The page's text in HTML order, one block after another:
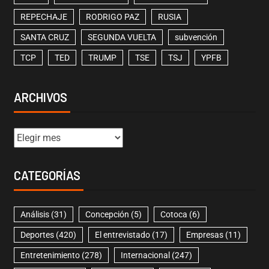
REPECHAJE RODRIGO PAZ RUSIA
SANTA CRUZ SEGUNDA VUELTA subvención
TCP TED TRUMP TSE TSJ YPFB
ARCHIVOS
CATEGORÍAS
Análisis(31) Concepción (5) Cotoca (6)
Deportes(420) El entrevistado(17) Empresas(11)
Entretenimiento(278) Internacional (247)